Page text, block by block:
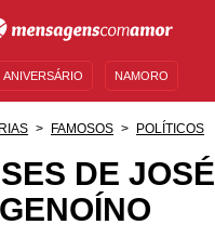
ANIVERSÁRIO NAMORO
MENSAGENS DE ANIVERSÁRIO
FAMOSOS POLÍTICOS
DE JOSÉ
GENOÍNO